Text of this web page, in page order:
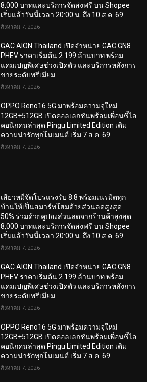
8,000 บาทและบริการจัดส่งฟรี บน Shopee
เริ่มแล้ววันนี้เวลา 20:00 น. ถึง 10 ส.ค. 69
สิงหาคม 7, 2026
GAC AION Thailand เปิดจำหน่าย GAC GN8
PHEV ราคาเริ่มต้น 2.199 ล้านบาท พร้อม
แคมเปญพิเศษช่วงเปิดตัว และบริการหลังการ
ขายระดับพรีเมียม
สิงหาคม 7, 2026
OPPO Reno16 5G มาพร้อมความจุใหม่
12GB+512GB เปิดคอลเลกชันพร้อมเพื่อนซี้ไอ
คอนิกคนล่าสุด Pingu Limited Edition เติม
ความน่ารักทุกโมเมนต์ เริ่ม 7 ส.ค. 69
สิงหาคม 7, 2026
เสียวหมี่จัดโปรแรงรับ 8.8 พร้อมเนรมิตทุก
บ้านให้เป็นสมาร์ทโฮมด้วยส่วนลดสูงสุด
50% ร่วมด้วยคูปองส่วนลดจากร้านค้าสูงสุด
8,000 บาทและบริการจัดส่งฟรี บน Shopee
เริ่มแล้ววันนี้เวลา 20:00 น. ถึง 10 ส.ค. 69
สิงหาคม 7, 2026
GAC AION Thailand เปิดจำหน่าย GAC GN8
PHEV ราคาเริ่มต้น 2.199 ล้านบาท พร้อม
แคมเปญพิเศษช่วงเปิดตัว และบริการหลังการ
ขายระดับพรีเมียม
สิงหาคม 7, 2026
OPPO Reno16 5G มาพร้อมความจุใหม่
12GB+512GB เปิดคอลเลกชันพร้อมเพื่อนซี้ไอ
คอนิกคนล่าสุด Pingu Limited Edition เติม
ความน่ารักทุกโมเมนต์ เริ่ม 7 ส.ค. 69
สิงหาคม 7, 2026